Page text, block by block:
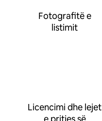
Fotografitë e
listimit
Licencimi dhe lejet